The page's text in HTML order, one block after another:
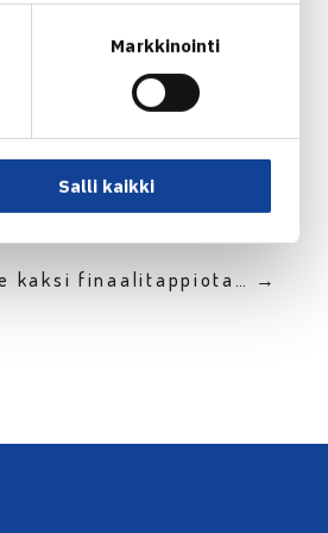
Markkinointi
Salli kaikki
kaksi finaalitappiota… →